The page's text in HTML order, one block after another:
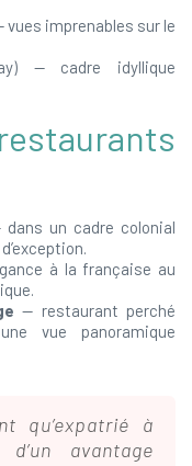
vues imprenables sur le
— cadre idyllique
dans un cadre colonial
à la française au
— restaurant perché
vue panoramique
qu’expatrié à
avantage